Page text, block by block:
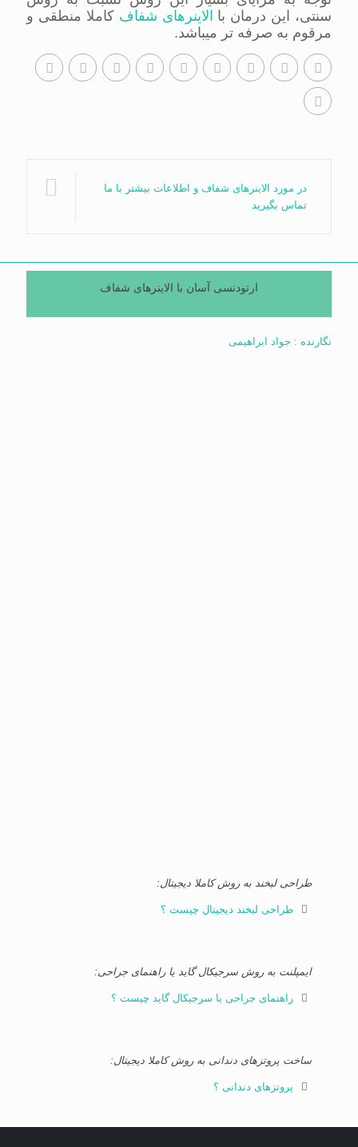
سنتی، این درمان با الاینرهای شفافکاملا منطقی و
مرقوم به صرفه تر میباشد.
در مورد الاینرهای شفاف و اطلاعات بیشتر با ما
تماس بگیرید
ارتودنسی آسان با الاینرهای شفاف
نگارنده : جواد ابراهیمی
طراحی لبخند به روش کاملا دیجیتال:
طراحی لبخند دیجیتال چیست ؟
ایمپلنت به روش سرجیکال گاید یا راهنمای جراحی:
راهنمای جراحی یا سرجیکال گاید چیست ؟
ساخت پروتزهای دندانی به روش کاملا دیجیتال:
پروتزهای دندانی ؟